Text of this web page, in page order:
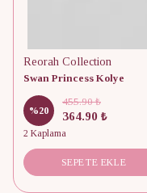
Reorah Collection
Swan Princess Kolye
%20
455.90 ₺
364.90 ₺
2 Kaplama
SEPETE EKLE